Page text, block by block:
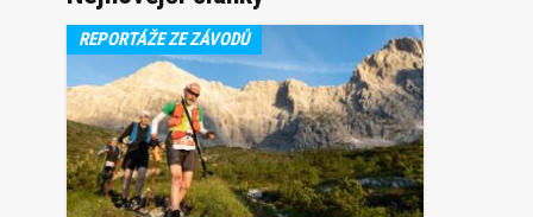
REPORTÁŽE ZE ZÁVODŮ